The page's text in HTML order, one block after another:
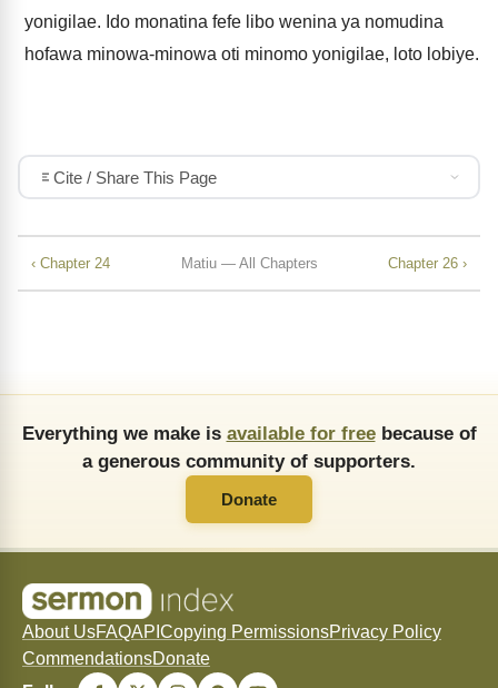
yonigilae. Ido monatina fefe libo wenina ya nomudina
hofawa minowa-minowa oti minomo yonigilae, loto lobiye.
Cite / Share This Page
‹ Chapter 24 Matiu — All Chapters Chapter 26 ›
Everything we make is available for freebecause of
a generous community of supporters.
Donate
About UsFAQAPI Copying PermissionsPrivacy Policy
CommendationsDonate